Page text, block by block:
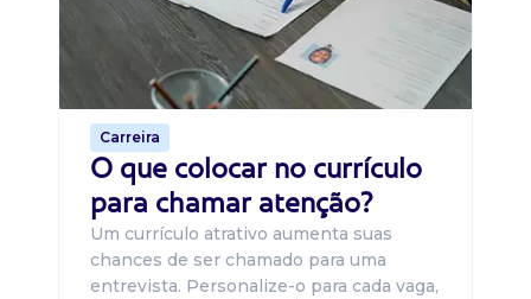
Carreira
O que colocar no currículo
para chamar atenção?
Um currículo atrativo aumenta suas
chances de ser chamado para uma
entrevista. Personalize-o para cada vaga,